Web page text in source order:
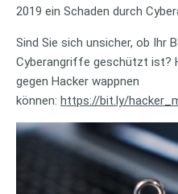
2019 ein Schaden durch
Sind Sie sich unsicher, ob Ihr
Cyberangriffe geschützt ist?
gegen Hacker wappnen
können: https://bit.ly/